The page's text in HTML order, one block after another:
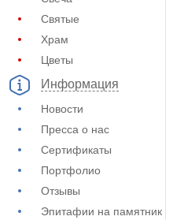
Святые
Храм
Цветы
Информация
Новости
Пресса о нас
Сертификаты
Портфолио
Отзывы
Эпитафии на памятник